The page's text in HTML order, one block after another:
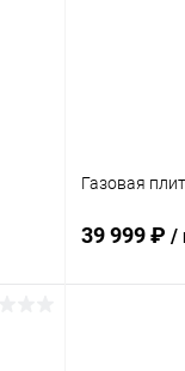
Газовая
39 999 ₽ /